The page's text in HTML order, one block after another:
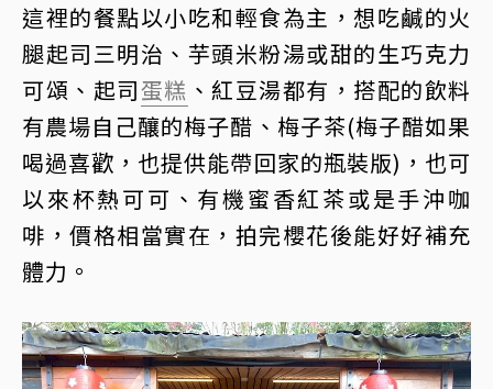
這裡的餐點以小吃和輕食為主，想吃鹹的火
腿起司三明治、芋頭米粉湯或甜的生巧克力
可頌、起司蛋糕 、紅豆湯都有，搭配的飲料
有農場自己釀的梅子醋、梅子茶(梅子醋如果
喝過喜歡，也提供能帶回家的瓶裝版)，也可
以來杯熱可可、有機蜜香紅茶或是手沖咖
啡，價格相當實在，拍完櫻花後能好好補充
體力。